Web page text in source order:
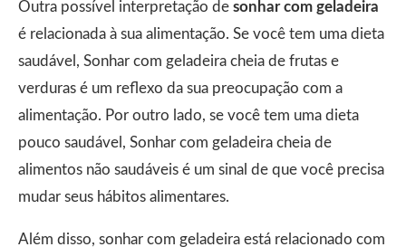
Outra possível interpretação de sonhar com geladeira
é relacionada à sua alimentação. Se você tem uma dieta
saudável, Sonhar com geladeira cheia de frutas e
verduras é um reflexo da sua preocupação com a
alimentação. Por outro lado, se você tem uma dieta
pouco saudável, Sonhar com geladeira cheia de
alimentos não saudáveis é um sinal de que você precisa
mudar seus hábitos alimentares.
Além disso, sonhar com geladeira está relacionado com